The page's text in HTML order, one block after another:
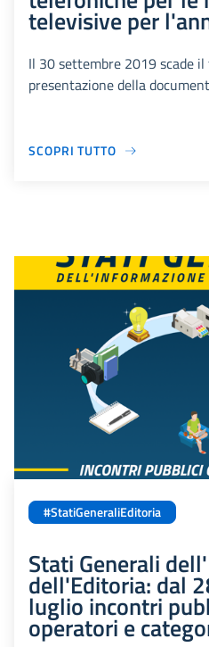
televisive per
Il 30 settembre 2019 scade
presentazione della
SCOPRI TUTTO
#StatiGeneraliEditoria
Stati Generali
dell'Editoria: dal
luglio incontri
operatori e